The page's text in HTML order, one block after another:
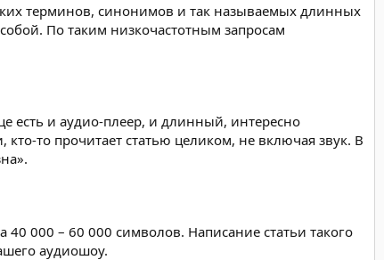
терминов, синонимов и так называемых длинных
По таким низкочастотным запросам
есть и аудио-плеер, и длинный, интересно
то прочитает статью целиком, не включая звук. В
000 – 60 000 символов. Написание статьи такого
аудиошоу.